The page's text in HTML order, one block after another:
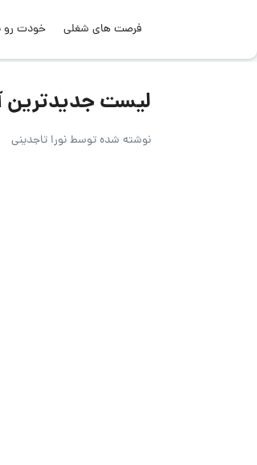
فرصت های شغلی خودت رو
لیست جدیدترین
نوشته شده توسطنورا تاجدینی